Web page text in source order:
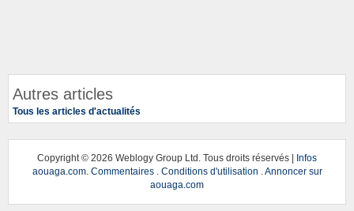
Autres articles
Tous les articles d'actualités
Copyright © 2026 Weblogy Group Ltd. Tous droits réservés |
Infos
aouaga.com. Commentaires. Conditions d'utilisation .Annoncer sur
aouaga.com